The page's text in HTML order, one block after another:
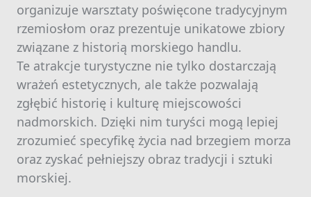
organizuje warsztaty poświęcone tradycyjnym
rzemiosłom oraz prezentuje unikatowe zbiory
związane z historią morskiego handlu.
Te atrakcje turystyczne nie tylko dostarczają
wrażeń estetycznych, ale także pozwalają
zgłębić historię i kulturę miejscowości
nadmorskich. Dzięki nim turyści mogą lepiej
zrozumieć specyfikę życia nad brzegiem morza
oraz zyskać pełniejszy obraz tradycji i sztuki
morskiej.